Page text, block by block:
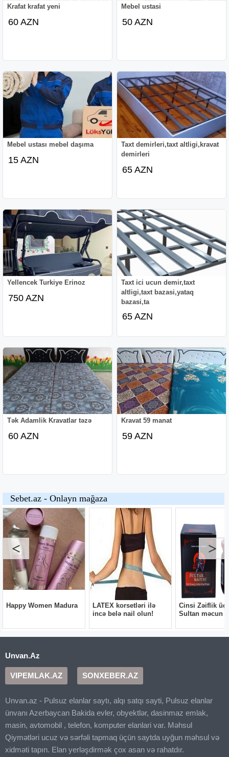
Krafat krafat yeni
60 AZN
Mebel ustasi
50 AZN
Mebel ustası mebel daşıma
15 AZN
Taxt demirleri,taxt altligi,kravat
demirleri
65 AZN
Yellencek Turkiye Erinoz
750 AZN
Taxt ici ucun demir,taxt
altligi,taxt bazasi,yataq
bazasi,ta
65 AZN
Tək Adamlik Kravatlar təzə
60 AZN
Kravat 59 manat
59 AZN
Unvan.Az
VIPEMLAK.AZ SONXEBER.AZ
Unvan.az - Pulsuz elanlar saytı, alqı satqı sayti, Pulsuz elanlar
ünvanı Azerbaycan Bakida evler, obyektlər, dasinmaz emlak,
masin, avtomobil , telefon, komputer elanlari var. Məhsul
Qiymətləri ucuz və sərfəli tapmaq üçün saytda uyğun məhsul və
xidməti tapın. Elan yerləşdirmək çox asan və rahatdır.